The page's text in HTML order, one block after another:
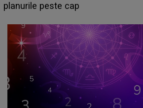
sa: "I-am spus și ei în față, eu nu